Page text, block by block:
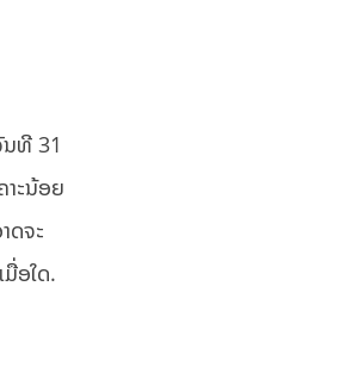
ນທີ 31
ະນ້ອຍ
ດຈະ
ອໃດ.